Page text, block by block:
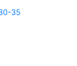
35